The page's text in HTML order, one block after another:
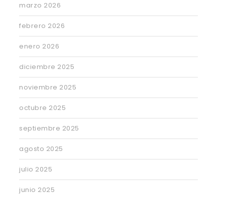
marzo 2026
febrero 2026
enero 2026
diciembre 2025
noviembre 2025
octubre 2025
septiembre 2025
agosto 2025
julio 2025
junio 2025